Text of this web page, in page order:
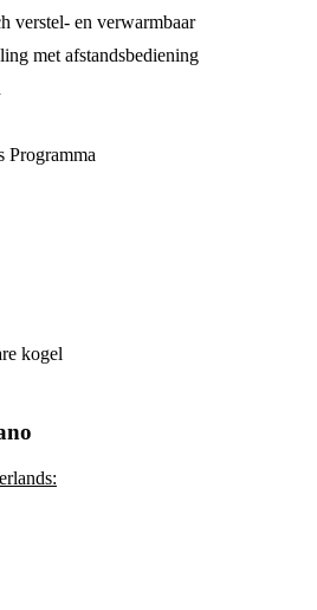
verstel- en verwarmbaar
met afstandsbediening
Programma
kogel